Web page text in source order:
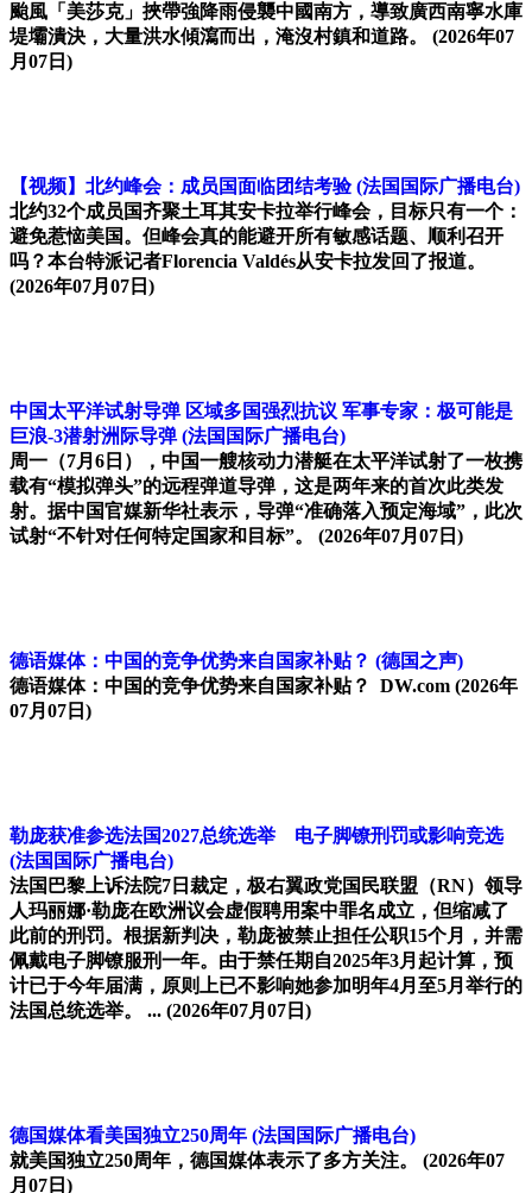
颱風「美莎克」挾帶強降雨侵襲中國南方，導致廣西南寧水庫
堤壩潰決，大量洪水傾瀉而出，淹沒村鎮和道路。
(2026年07
月07日)
【视频】北约峰会：成员国面临团结考验 (法国国际广播电台)
北约32个成员国齐聚土耳其安卡拉举行峰会，目标只有一个：
避免惹恼美国。但峰会真的能避开所有敏感话题、顺利召开
吗？本台特派记者Florencia Valdés从安卡拉发回了报道。
(2026年07月07日)
中国太平洋试射导弹 区域多国强烈抗议 军事专家：极可能是
巨浪-3潜射洲际导弹 (法国国际广播电台)
周一（7月6日），中国一艘核动力潜艇在太平洋试射了一枚携
载有“模拟弹头”的远程弹道导弹，这是两年来的首次此类发
射。据中国官媒新华社表示，导弹“准确落入预定海域”，此次
试射“不针对任何特定国家和目标”。 (2026年07月07日)
德语媒体：中国的竞争优势来自国家补贴？ (德国之声)
德语媒体：中国的竞争优势来自国家补贴？ DW.com (2026年
07月07日)
勒庞获准参选法国2027总统选举 电子脚镣刑罚或影响竞选
(法国国际广播电台)
法国巴黎上诉法院7日裁定，极右翼政党国民联盟（RN）领导
人玛丽娜·勒庞在欧洲议会虚假聘用案中罪名成立，但缩减了
此前的刑罚。根据新判决，勒庞被禁止担任公职15个月，并需
佩戴电子脚镣服刑一年。由于禁任期自2025年3月起计算，预
计已于今年届满，原则上已不影响她参加明年4月至5月举行的
法国总统选举。 ... (2026年07月07日)
德国媒体看美国独立250周年 (法国国际广播电台)
就美国独立250周年，德国媒体表示了多方关注。 (2026年07
月07日)